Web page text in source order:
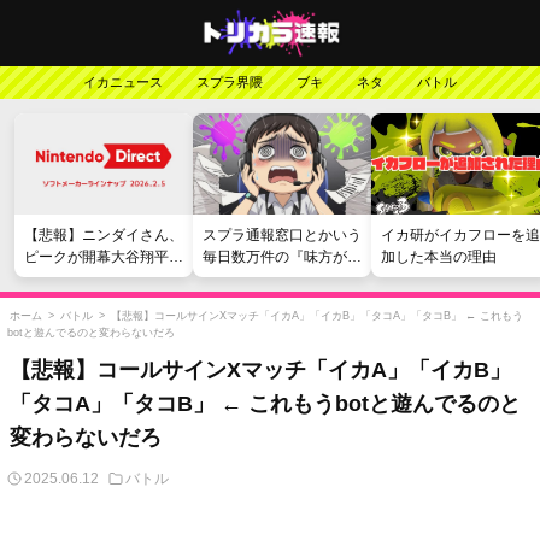
イカニュース スプラ界隈 ブキ ネタ バトル
【悲報】ニンダイさん、
ピークが開幕大谷翔平の
がっかりダイレクトだっ
たと言われてしまう
スプラ通報窓口とかいう
毎日数万件の『味方が弱
い』愚痴を読まされる苦
行
イカ研がイカフローを追
加した本当の理由
ホーム > バトル >
【悲報】コールサインXマッチ「イカA」「イカB」「タコA」「タコB」 ← これもう
botと遊んでるのと変わらないだろ
【悲報】コールサインXマッチ「イカA」「イカB」
「タコA」「タコB」 ← これもうbotと遊んでるのと
変わらないだろ
2025.06.12 バトル